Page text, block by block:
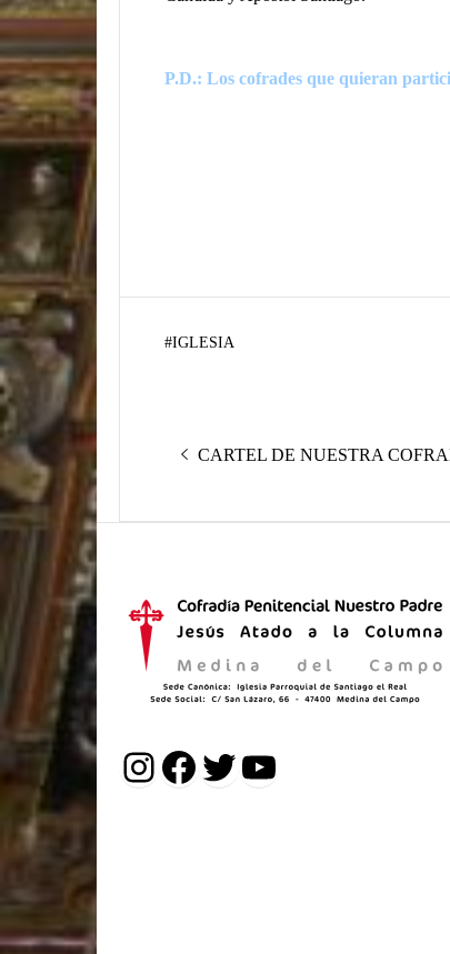
P.D.: Los cofrades que quieran
#IGLESIA
de Entrada
CARTEL DE NUESTRA
Instagram
Facebook
Twitter
YouTube